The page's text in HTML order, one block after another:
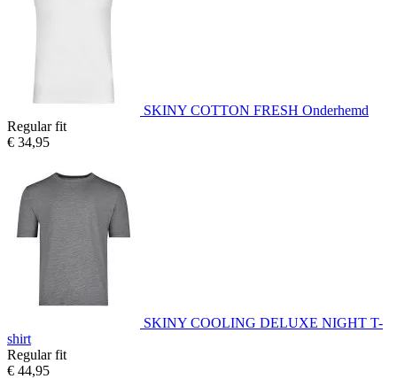
SKINY COTTON FRESH Onderhemd
Regular fit
€ 34,95
SKINY COOLING DELUXE NIGHT T-
shirt
Regular fit
€ 44,95